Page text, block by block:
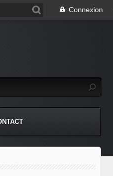
Connexion